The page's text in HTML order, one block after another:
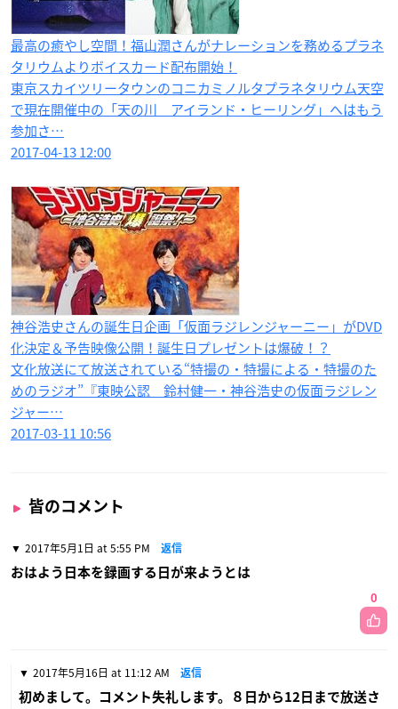
最高の癒やし空間！福山潤さんがナレーションを務めるプラネ
タリウムよりボイスカード配布開始！
東京スカイツリータウンのコニカミノルタプラネタリウム天空
で現在開催中の「天の川 アイランド・ヒーリング」へはもう
参加さ…
2017-04-13 12:00
神谷浩史さんの誕生日企画「仮面ラジレンジャーニー」がDVD
化決定＆予告映像公開！誕生日プレゼントは爆破！？
文化放送にて放送されている“特撮の・特撮による・特撮のた
めのラジオ”『東映公認 鈴村健一・神谷浩史の仮面ラジレン
ジャー…
2017-03-11 10:56
皆のコメント
2017年5月1日 at 5:55 PM 返信
おはよう日本を録画する日が来ようとは
0
2017年5月16日 at 11:12 AM 返信
初めまして。コメント失礼します。８日から12日まで放送さ